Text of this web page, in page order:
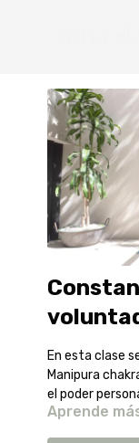
En esta clase
Manipura
el poder
de voluntad.
Aprende